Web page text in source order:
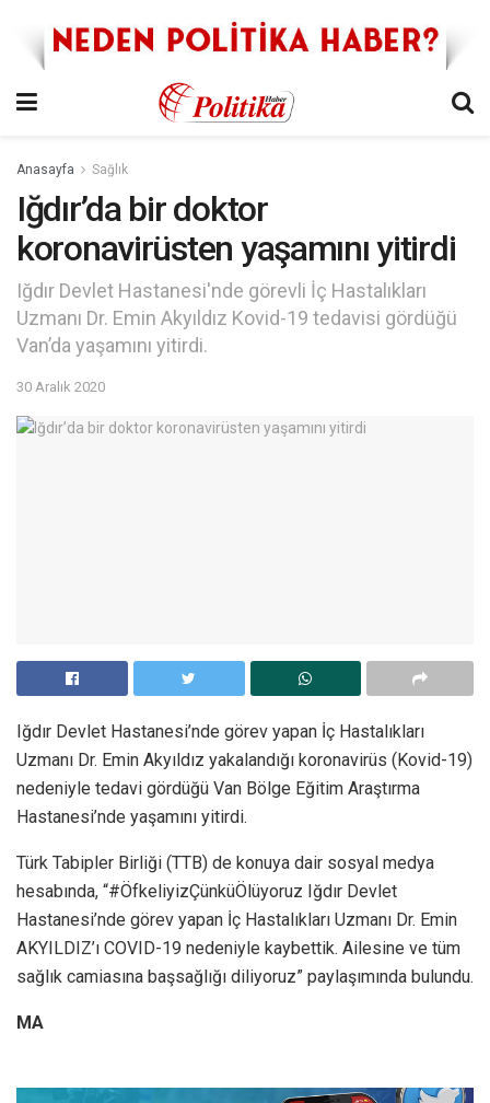
Anasayfa Sağlık
Iğdır’da bir doktor
koronavirüsten yaşamını yitirdi
Iğdır Devlet Hastanesi'nde görevli İç Hastalıkları
Uzmanı Dr. Emin Akyıldız Kovid-19 tedavisi gördüğü
Van’da yaşamını yitirdi.
30 Aralık 2020
Iğdır Devlet Hastanesi’nde görev yapan İç Hastalıkları
Uzmanı Dr. Emin Akyıldız yakalandığı koronavirüs (Kovid-19)
nedeniyle tedavi gördüğü Van Bölge Eğitim Araştırma
Hastanesi’nde yaşamını yitirdi.
Türk Tabipler Birliği (TTB) de konuya dair sosyal medya
hesabında, “#ÖfkeliyizÇünküÖlüyoruz Iğdır Devlet
Hastanesi’nde görev yapan İç Hastalıkları Uzmanı Dr. Emin
AKYILDIZ’ı COVID-19 nedeniyle kaybettik. Ailesine ve tüm
sağlık camiasına başsağlığı diliyoruz” paylaşımında bulundu.
MA